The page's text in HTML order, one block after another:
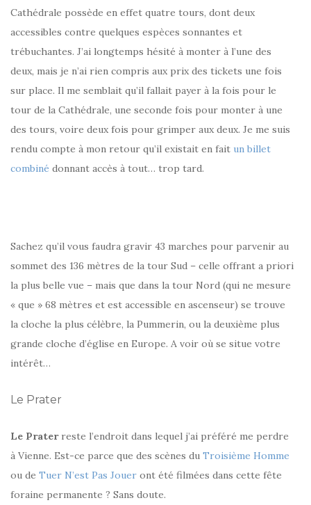
Cathédrale possède en effet quatre tours, dont deux
accessibles contre quelques espèces sonnantes et
trébuchantes. J’ai longtemps hésité à monter à l’une des
deux, mais je n’ai rien compris aux prix des tickets une fois
sur place. Il me semblait qu’il fallait payer à la fois pour le
tour de la Cathédrale, une seconde fois pour monter à une
des tours, voire deux fois pour grimper aux deux. Je me suis
rendu compte à mon retour qu’il existait en fait un billet
combiné donnant accès à tout… trop tard.
Sachez qu’il vous faudra gravir 43 marches pour parvenir au
sommet des 136 mètres de la tour Sud – celle offrant a priori
la plus belle vue – mais que dans la tour Nord (qui ne mesure
« que » 68 mètres et est accessible en ascenseur) se trouve
la cloche la plus célèbre, la Pummerin, ou la deuxième plus
grande cloche d’église en Europe. A voir où se situe votre
intérêt…
Le Prater
Le Praterreste l’endroit dans lequel j’ai préféré me perdre
à Vienne. Est-ce parce que des scènes du Troisième Homme
ou de Tuer N’est Pas Jouer ont été filmées dans cette fête
foraine permanente ? Sans doute.